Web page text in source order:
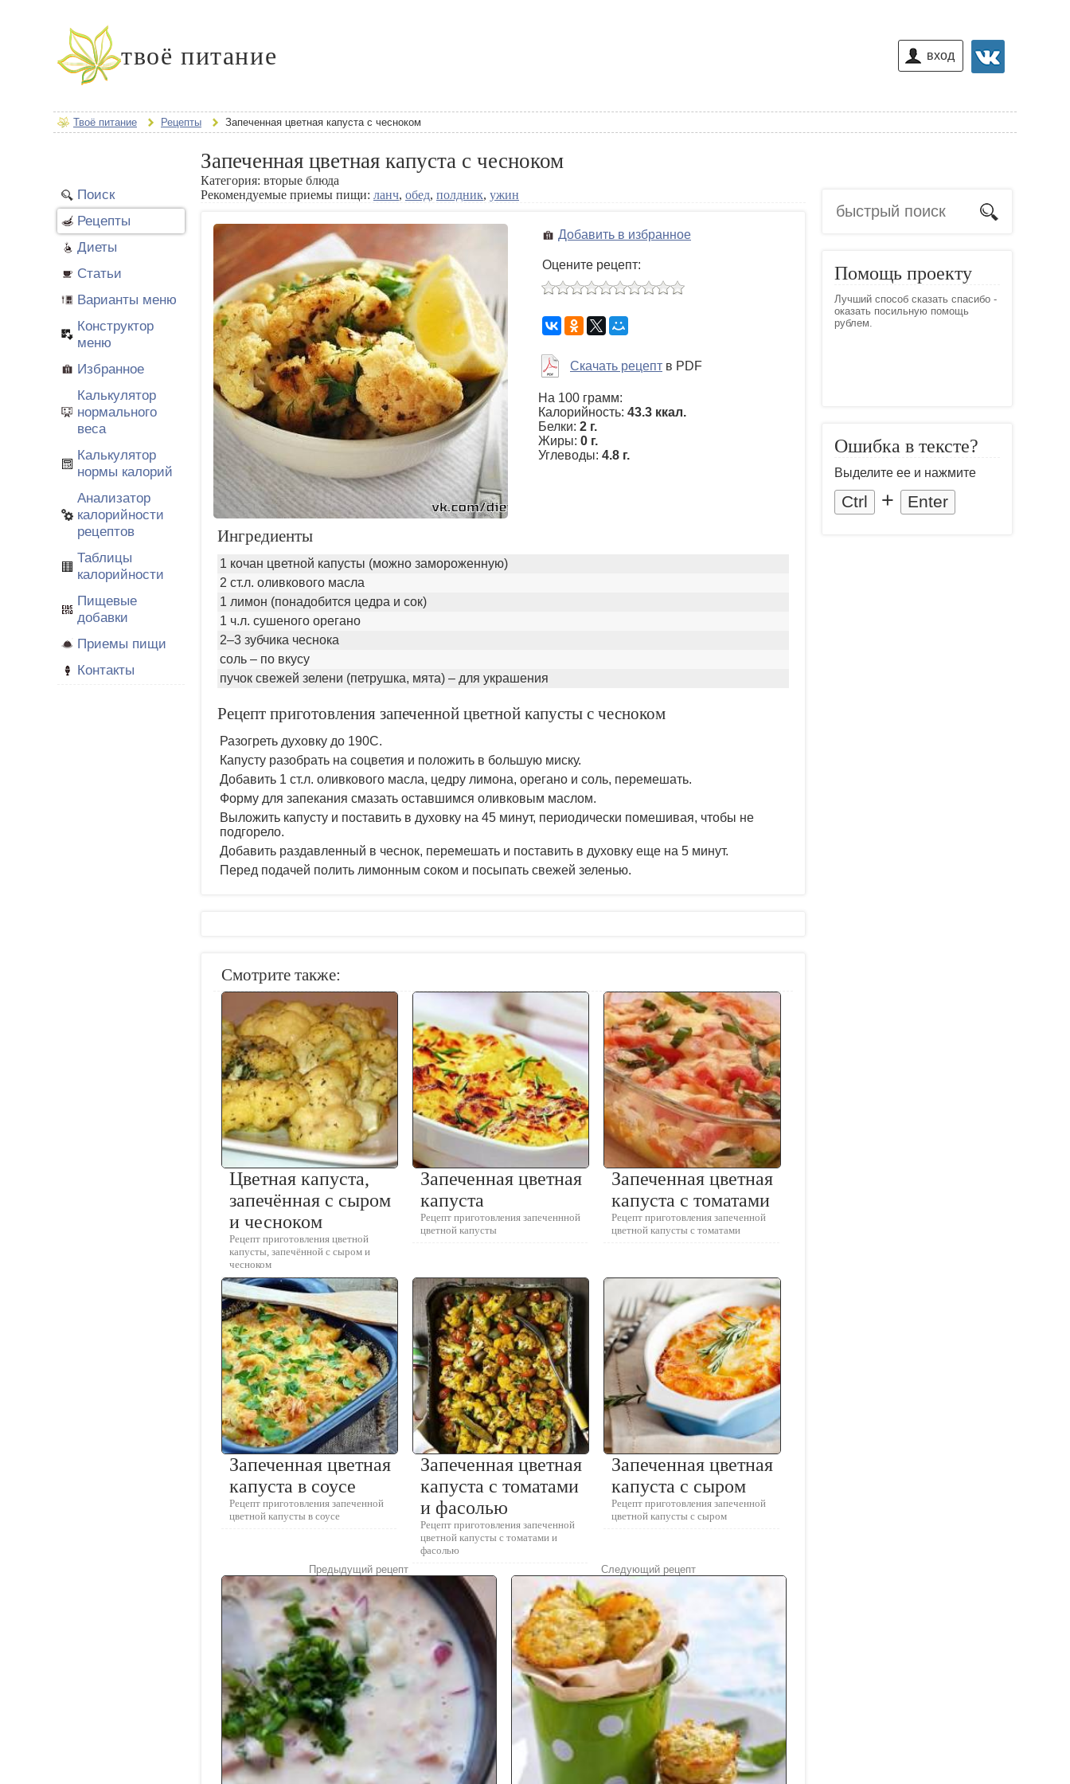
твоё питание вход
Твоё питание Рецепты Запеченная цветная капуста с чесноком
Поиск
Рецепты
Диеты
Статьи
Варианты меню
Конструктор
меню
Избранное
Калькулятор
нормального
веса
Калькулятор
нормы калорий
Анализатор
калорийности
рецептов
Таблицы
калорийности
Пищевые
добавки
Приемы пищи
Контакты
Запеченная цветная капуста с чесноком
Категория: вторые блюда
Рекомендуемые приемы пищи: ланч, обед, полдник, ужин
Добавить в избранное
Оцените рецепт:
Скачать рецепт в PDF
На 100 грамм:
Калорийность: 43.3 ккал.
Белки: 2 г.
Жиры: 0 г.
Углеводы: 4.8 г.
Ингредиенты
1 кочан цветной капусты (можно замороженную)
2 ст.л. оливкового масла
1 лимон (понадобится цедра и сок)
1 ч.л. сушеного орегано
2–3 зубчика чеснока
соль – по вкусу
пучок свежей зелени (петрушка, мята) – для украшения
Рецепт приготовления запеченной цветной капусты с чесноком
Разогреть духовку до 190С.
Капусту разобрать на соцветия и положить в большую миску.
Добавить 1 ст.л. оливкового масла, цедру лимона, орегано и соль, перемешать.
Форму для запекания смазать оставшимся оливковым маслом.
Выложить капусту и поставить в духовку на 45 минут, периодически помешивая, чтобы не
подгорело.
Добавить раздавленный в чеснок, перемешать и поставить в духовку еще на 5 минут.
Перед подачей полить лимонным соком и посыпать свежей зеленью.
Смотрите также:
Цветная капуста,
запечённая с сыром
и чесноком
Рецепт приготовления цветной
капусты, запечённой с сыром и
чесноком
Запеченная цветная
капуста
Рецепт приготовления запеченнной
цветной капусты
Запеченная цветная
капуста с томатами
Рецепт приготовления запеченной
цветной капусты с томатами
Запеченная цветная
капуста в соусе
Рецепт приготовления запеченной
цветной капусты в соусе
Запеченная цветная
капуста с томатами
и фасолью
Рецепт приготовления запеченной
цветной капусты с томатами и
фасолью
Запеченная цветная
капуста с сыром
Рецепт приготовления запеченной
цветной капусты с сыром
Предыдущий рецепт Следующий рецепт
Помощь проекту
Лучший способ сказать спасибо -
оказать посильную помощь
рублем.
Ошибка в тексте?
Выделите ее и нажмите
Ctrl + Enter